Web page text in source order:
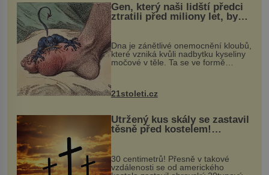
Gen, který naši lidští předci
ztratili před miliony let, by
mohl pomoci s léčbou
„nemoci králů“
Dna je zánětlivé onemocnění kloubů,
které vzniká kvůli nadbytku kyseliny
močové v těle. Ta se ve formě
nohou, a způsobuje bole...
21stoleti.cz
Utržený kus skály se zastavil
těsně před kostelem!
Ochránila ho boží síla?
30 centimetrů! Přesně v takové
vzdálenosti se od amerického